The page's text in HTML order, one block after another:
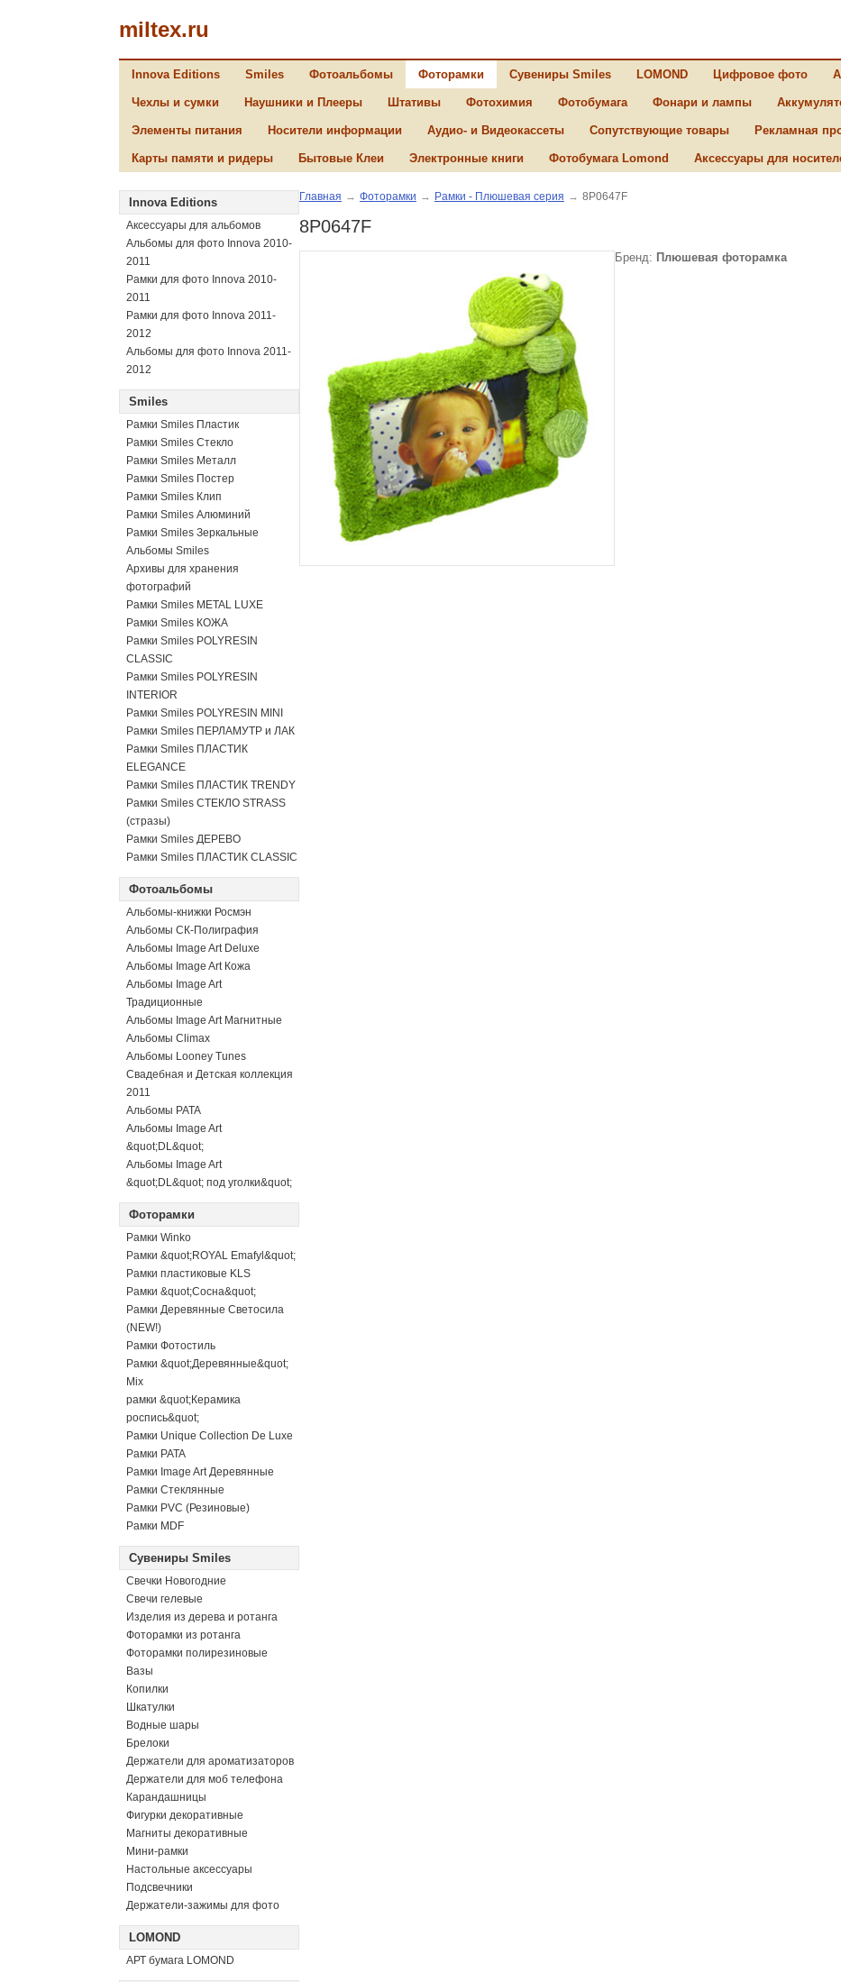
miltex.ru
Innova Editions Smiles Фотоальбомы Фоторамки Сувениры Smiles LOMOND Цифровое фото
Чехлы и сумки Наушники и Плееры Штативы Фотохимия Фотобумага Фонари и лампы
Элементы питания Носители информации Аудио- и Видеокассеты Сопутствующие товары Рекламная
Карты памяти и ридеры Бытовые Клеи Электронные книги Фотобумага Lomond Аксессуары для
Innova Editions
Аксессуары для альбомов
Альбомы для фото Innova 2010-
2011
Рамки для фото Innova 2010-
2011
Рамки для фото Innova 2011-
2012
Альбомы для фото Innova 2011-
2012
Smiles
Рамки Smiles Пластик
Рамки Smiles Стекло
Рамки Smiles Металл
Рамки Smiles Постер
Рамки Smiles Клип
Рамки Smiles Алюминий
Рамки Smiles Зеркальные
Альбомы Smiles
Архивы для хранения
фотографий
Рамки Smiles METAL LUXE
Рамки Smiles КОЖА
Рамки Smiles POLYRESIN
CLASSIC
Рамки Smiles POLYRESIN
INTERIOR
Рамки Smiles POLYRESIN MINI
Рамки Smiles ПЕРЛАМУТР и ЛАК
Рамки Smiles ПЛАСТИК
ELEGANCE
Рамки Smiles ПЛАСТИК TRENDY
Рамки Smiles СТЕКЛО STRASS
(стразы)
Рамки Smiles ДЕРЕВО
Рамки Smiles ПЛАСТИК CLASSIC
Фотоальбомы
Альбомы-книжки Росмэн
Альбомы СК-Полиграфия
Альбомы Image Art Deluxe
Альбомы Image Art Кожа
Альбомы Image Art
Традиционные
Альбомы Image Art Магнитные
Альбомы Climax
Альбомы Looney Tunes
Свадебная и Детская коллекция
2011
Альбомы PATA
Альбомы Image Art
&quot;DL&quot;
Альбомы Image Art
&quot;DL&quot; под уголки&quot;
Фоторамки
Рамки Winko
Рамки &quot;ROYAL Emafyl&quot;
Рамки пластиковые KLS
Рамки &quot;Сосна&quot;
Рамки Деревянные Светосила
(NEW!)
Рамки Фотостиль
Рамки &quot;Деревянные&quot;
Mix
рамки &quot;Керамика
роспись&quot;
Рамки Unique Collection De Luxe
Рамки PATA
Рамки Image Art Деревянные
Рамки Стеклянные
Рамки PVC (Резиновые)
Рамки MDF
Сувениры Smiles
Свечки Новогодние
Свечи гелевые
Изделия из дерева и ротанга
Фоторамки из ротанга
Фоторамки полирезиновые
Вазы
Копилки
Шкатулки
Водные шары
Брелоки
Держатели для ароматизаторов
Держатели для моб телефона
Карандашницы
Фигурки декоративные
Магниты декоративные
Мини-рамки
Настольные аксессуары
Подсвечники
Держатели-зажимы для фото
LOMOND
АРТ бумага LOMOND
Главная → Фоторамки → Рамки - Плюшевая серия → 8P0647F
8P0647F
Бренд: Плюшевая фоторамка